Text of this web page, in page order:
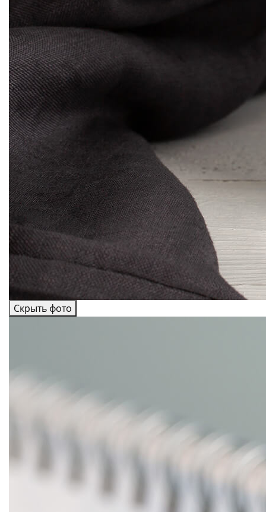
Скрыть фото